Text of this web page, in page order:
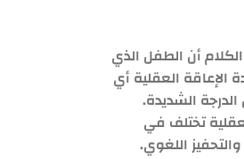
أن الطفل الذي
العقلية أي
الشديدة.
تختلف في
اللغوي.